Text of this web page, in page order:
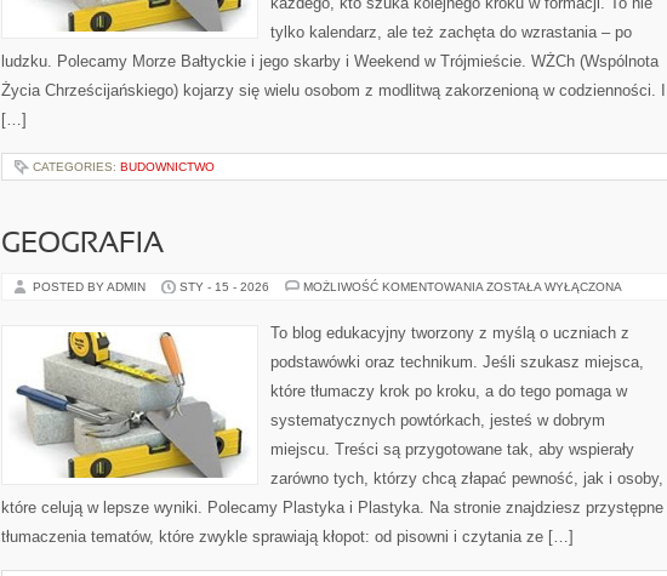
tylko kalendarz, ale też zachęta do wzrastania – po
ludzku. Polecamy Morze Bałtyckie i jego skarby i Weekend w Trójmieście. WŻCh (Wspólnota
Życia Chrześcijańskiego) kojarzy się wielu osobom z modlitwą zakorzenioną w codzienności. I
[…]
CATEGORIES: BUDOWNICTWO
GEOGRAFIA
POSTED BY ADMIN STY - 15 - 2026 MOŻLIWOŚĆ KOMENTOWANIA GEOGRAFIA
ZOSTAŁA WYŁĄCZONA
To blog edukacyjny tworzony z myślą o uczniach z
podstawówki oraz technikum. Jeśli szukasz miejsca,
które tłumaczy krok po kroku, a do tego pomaga w
systematycznych powtórkach, jesteś w dobrym
miejscu. Treści są przygotowane tak, aby wspierały
zarówno tych, którzy chcą złapać pewność, jak i osoby,
które celują w lepsze wyniki. Polecamy Plastyka i Plastyka. Na stronie znajdziesz przystępne
tłumaczenia tematów, które zwykle sprawiają kłopot: od pisowni i czytania ze […]